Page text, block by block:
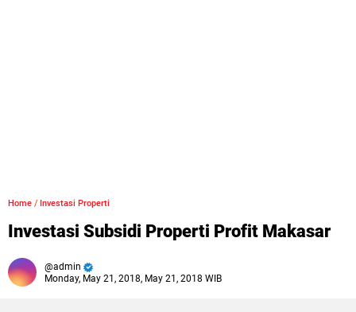
Home / Investasi Properti
Investasi Subsidi Properti Profit Makasar
admin
Monday, May 21, 2018, May 21, 2018 WIB